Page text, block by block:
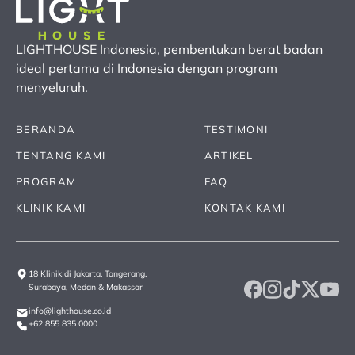
LIGHTHOUSE Indonesia, pembentukan berat badan
ideal pertama di Indonesia dengan program
menyeluruh.
BERANDA
TENTANG KAMI
PROGRAM
KLINIK KAMI
TESTIMONI
ARTIKEL
FAQ
KONTAK KAMI
18 Klinik di Jakarta, Tangerang,
Surabaya, Medan & Makassar
info@lighthouse.co.id
+62 855 835 0000